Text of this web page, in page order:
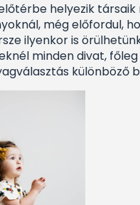
helyezik
még előfordul,
ilyenkor is
minden divat,
különböző